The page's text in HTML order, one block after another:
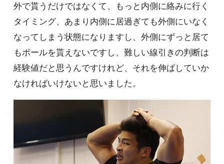
外で貰うだけではなくて、もっと内側に絡みに行く
タイミング、あまり内側に居過ぎても外側にいなく
なってしまう状態になりますし、外側にずっと居て
もボールを貰えないですし、難しい線引きの判断は
経験値だと思うんですけれど、それを伸ばしていか
なければいけないと思いました。